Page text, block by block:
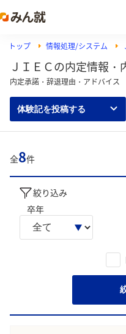
トップ 情報処理/システム
ＪＩＥＣの内定情報・
内定承諾・辞退理由・アドバイス
体験記を投稿する
全8件
絞り込み
卒年